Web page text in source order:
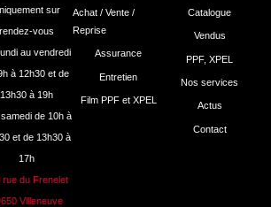
sur
rendez-vous
au vendredi
à 12h30 et de
13h30 à 19h
de 10h à
et de 13h30 à
17h
rue du Frenelet
Villeneuve
Achat / Vente /
Reprise
Assurance
Entretien
Film PPF et XPEL
Catalogue
Vendus
PPF, XPEL
Nos services
Actus
Contact